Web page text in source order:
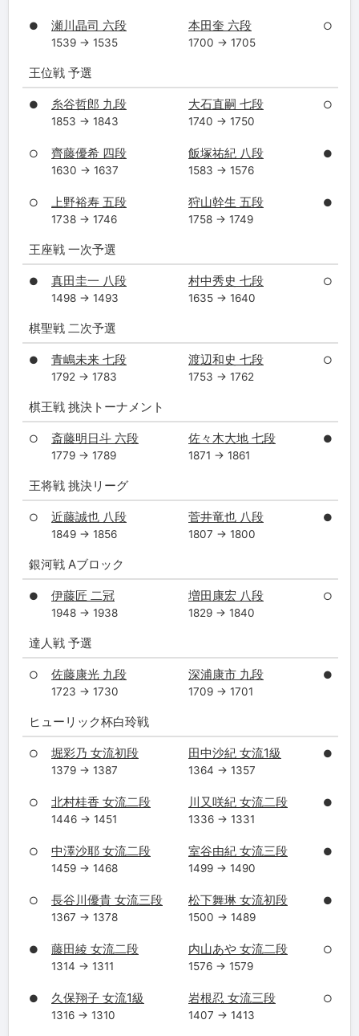
● 瀬川晶司 六段
1539 → 1535
本田奎 六段
1700 → 1705
○
王位戦 予選
● 糸谷哲郎 九段
1853 → 1843
大石直嗣 七段
1740 → 1750
○
○ 齊藤優希 四段
1630 → 1637
飯塚祐紀 八段
1583 → 1576
●
○ 上野裕寿 五段
1738 → 1746
狩山幹生 五段
1758 → 1749
●
王座戦 一次予選
● 真田圭一 八段
1498 → 1493
村中秀史 七段
1635 → 1640
○
棋聖戦 二次予選
● 青嶋未来 七段
1792 → 1783
渡辺和史 七段
1753 → 1762
○
棋王戦 挑決トーナメント
○ 斎藤明日斗 六段
1779 → 1789
佐々木大地 七段
1871 → 1861
●
王将戦 挑決リーグ
○ 近藤誠也 八段
1849 → 1856
菅井竜也 八段
1807 → 1800
●
銀河戦 Aブロック
● 伊藤匠 二冠
1948 → 1938
増田康宏 八段
1829 → 1840
○
達人戦 予選
○ 佐藤康光 九段
1723 → 1730
深浦康市 九段
1709 → 1701
●
ヒューリック杯白玲戦
○ 堀彩乃 女流初段
1379 → 1387
田中沙紀 女流1級
1364 → 1357
●
○ 北村桂香 女流二段
1446 → 1451
川又咲紀 女流二段
1336 → 1331
●
○ 中澤沙耶 女流二段
1459 → 1468
室谷由紀 女流三段
1499 → 1490
●
○ 長谷川優貴 女流三段
1367 → 1378
松下舞琳 女流初段
1500 → 1489
●
● 藤田綾 女流二段
1314 → 1311
内山あや 女流二段
1576 → 1579
○
● 久保翔子 女流1級
1316 → 1310
岩根忍 女流三段
1407 → 1413
○